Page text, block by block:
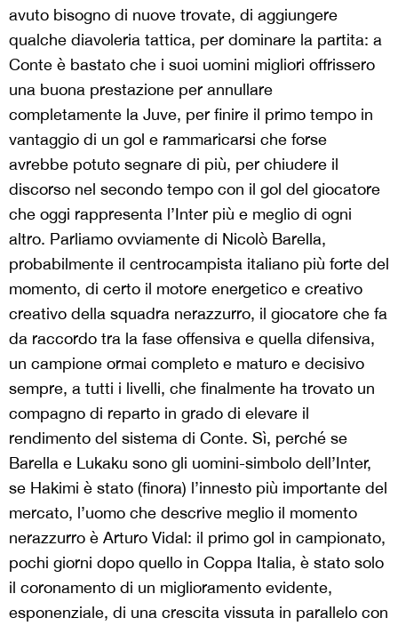
avuto bisogno di nuove trovate, di aggiungere
qualche diavoleria tattica, per dominare la partita: a
Conte è bastato che i suoi uomini migliori offrissero
una buona prestazione per annullare
completamente la Juve, per finire il primo tempo in
vantaggio di un gol e rammaricarsi che forse
avrebbe potuto segnare di più, per chiudere il
discorso nel secondo tempo con il gol del giocatore
che oggi rappresenta l’Inter più e meglio di ogni
altro. Parliamo ovviamente di Nicolò Barella,
probabilmente il centrocampista italiano più forte del
momento, di certo il motore energetico e creativo
creativo della squadra nerazzurro, il giocatore che fa
da raccordo tra la fase offensiva e quella difensiva,
un campione ormai completo e maturo e decisivo
sempre, a tutti i livelli, che finalmente ha trovato un
compagno di reparto in grado di elevare il
rendimento del sistema di Conte. Sì, perché se
Barella e Lukaku sono gli uomini-simbolo dell’Inter,
se Hakimi è stato (finora) l’innesto più importante del
mercato, l’uomo che descrive meglio il momento
nerazzurro è Arturo Vidal: il primo gol in campionato,
pochi giorni dopo quello in Coppa Italia, è stato solo
il coronamento di un miglioramento evidente,
esponenziale, di una crescita vissuta in parallelo con